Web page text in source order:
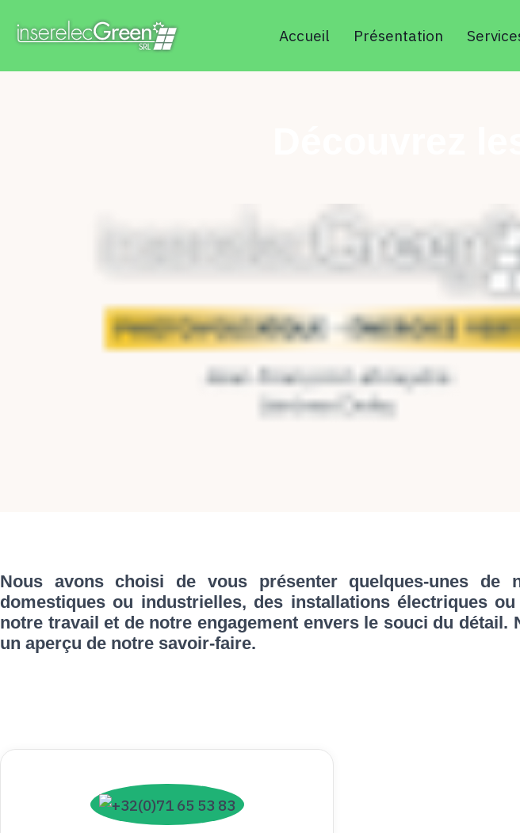
Accueil Présentation
Nous avons choisi de vous présenter quelques-unes de
domestiques ou industrielles, des installations électriques
notre travail et de notre engagement envers le souci du
un aperçu de notre savoir-faire.